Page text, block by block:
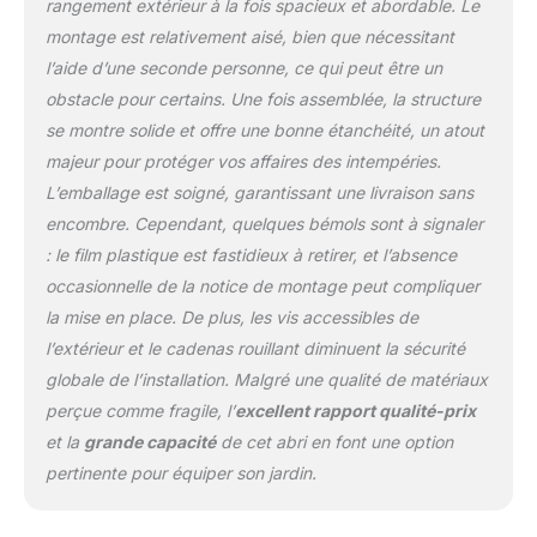
qu'il est intact et adapté
à une utilisation
extérieure durable. 【Toit
Incliné】Armoire jardin de
rangement etanche est
doté d'un toit incliné
pour permettre à l'eau de
pluie de s'écouler
rapidement. Cela
empêche l'accumulation
d'eau de pluie et
l'humidité de pénétrer à
l'intérieur de l'abri et
d'endommager le cadre.
sont équipés d'une
protection des bords, ce
qui augmente votre
sécurité. Taille du toit :
rangement extérieur à la fois spacieux et abordable. Le
montage est relativement aisé, bien que nécessitant
l’aide d’une seconde personne, ce qui peut être un
obstacle pour certains. Une fois assemblée, la structure
se montre solide et offre une bonne étanchéité, un atout
majeur pour protéger vos affaires des intempéries.
L’emballage est soigné, garantissant une livraison sans
encombre. Cependant, quelques bémols sont à signaler
: le film plastique est fastidieux à retirer, et l’absence
occasionnelle de la notice de montage peut compliquer
la mise en place. De plus, les vis accessibles de
l’extérieur et le cadenas rouillant diminuent la sécurité
globale de l’installation. Malgré une qualité de matériaux
perçue comme fragile, l’excellent rapport qualité-prix
et la grande capacitéde cet abri en font une option
pertinente pour équiper son jardin.